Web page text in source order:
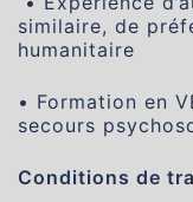
similaire, de
humanitaire
• Formation en
secours
Conditions de